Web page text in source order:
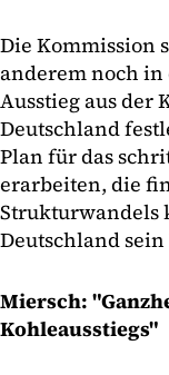
Die Kommission
anderem noch in
Ausstieg aus der
Deutschland
Plan für das
erarbeiten, die
Strukturwandels
Deutschland
Miersch:
Kohleausstiegs"